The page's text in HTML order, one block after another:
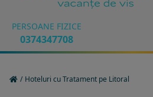
PERSOANE FIZICE
0374347708
/ Hoteluri cu Tratament pe Litoral